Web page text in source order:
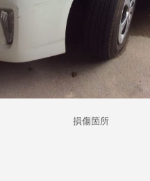
損傷箇所